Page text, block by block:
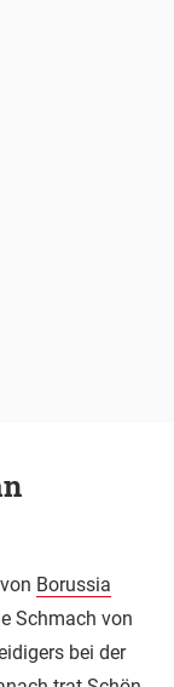
Borussia
Schmach von
bei der